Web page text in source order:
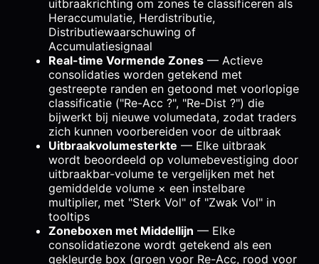
uitbraakrichting om zones te classificeren als
Heraccumulatie, Herdistributie,
Distributiewaarschuwing of
Accumulatiesignaal
Real-time Vormende Zones — Actieve
consolidaties worden getekend met
gestreepte randen en getoond met voorlopige
classificatie ("Re-Acc ?", "Re-Dist ?") die
bijwerkt bij nieuwe volumedata, zodat traders
zich kunnen voorbereiden voor de uitbraak
Uitbraakvolumesterkte — Elke uitbraak
wordt beoordeeld op volumebevestiging door
uitbraakbar-volume te vergelijken met het
gemiddelde volume × een instelbare
multiplier, met "Sterk Vol" of "Zwak Vol" in
tooltips
Zoneboxen met Middellijn — Elke
consolidatiezone wordt getekend als een
gekleurde box (groen voor Re-Acc, rood voor